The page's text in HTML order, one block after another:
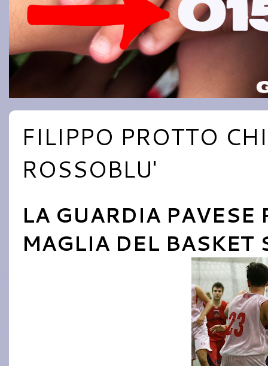
FILIPPO PROTTO
ROSSOBLU'
LA GUARDIA PAVESE
MAGLIA DEL BASKET